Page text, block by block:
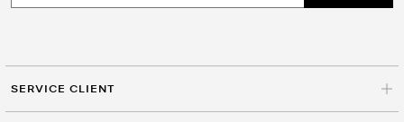
SERVICE CLIENT